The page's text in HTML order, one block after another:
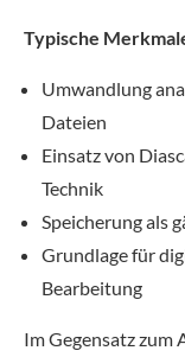
Typische
Umwandlung
Dateien
Einsatz von
Technik
Speicherung als
Grundlage für
Bearbeitung
Im Gegensatz zum